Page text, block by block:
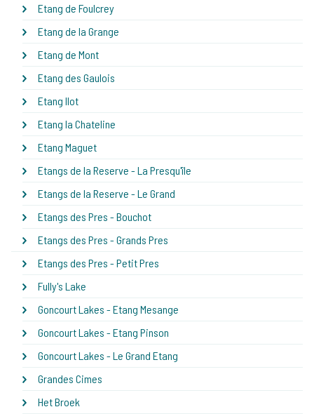
Etang de Foulcrey
Etang de la Grange
Etang de Mont
Etang des Gaulois
Etang Ilot
Etang la Chateline
Etang Maguet
Etangs de la Reserve - La Presqu'île
Etangs de la Reserve - Le Grand
Etangs des Pres - Bouchot
Etangs des Pres - Grands Pres
Etangs des Pres - Petit Pres
Fully's Lake
Goncourt Lakes - Etang Mesange
Goncourt Lakes - Etang Pinson
Goncourt Lakes - Le Grand Etang
Grandes Cimes
Het Broek